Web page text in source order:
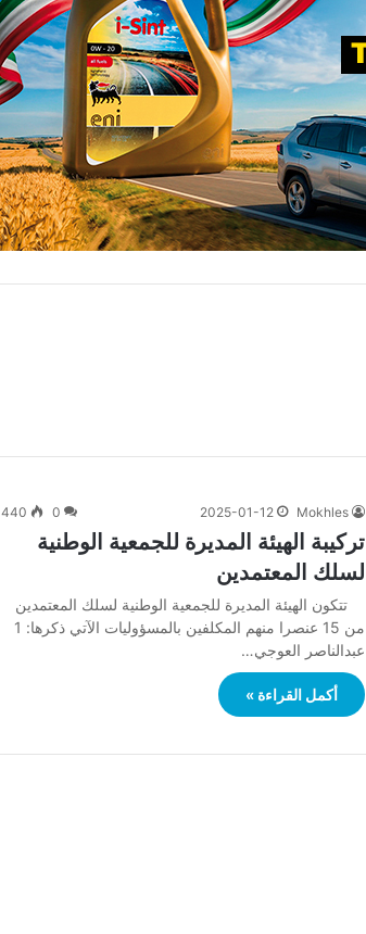
Mokhles
2025-01-12
0
440
تركيبة الهيئة المديرة للجمعية الوطنية
لسلك المعتمدين
تتكون الهيئة المديرة للجمعية الوطنية لسلك المعتمدين
من 15 عنصرا منهم المكلفين بالمسؤوليات الآتي ذكرها: 1
عبدالناصر العوجي…
أكمل القراءة »